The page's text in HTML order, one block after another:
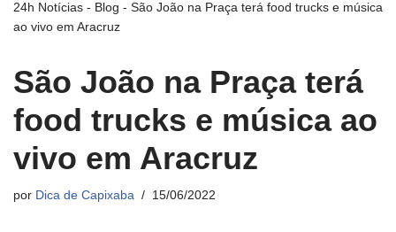
24h Notícias - Blog - São João na Praça terá food trucks e música
ao vivo em Aracruz
São João na Praça terá
food trucks e música ao
vivo em Aracruz
por Dica de Capixaba 15/06/2022